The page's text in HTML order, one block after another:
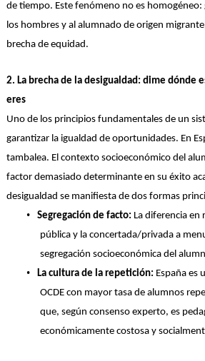
de tiempo. Este fenómeno no es homogéneo:
los hombres y al alumnado de origen
brecha de equidad.
2. La brecha de la desigualdad: dime dónde
eres
Uno de los principios fundamentales de un
garantizar la igualdad de oportunidades. En
tambalea. El contexto socioeconómico del
factor demasiado determinante en su éxito
desigualdad se manifiesta de dos formas
• Segregación de facto: La diferencia en
pública y la concertada/privada a
segregación socioeconómica del
• La cultura de la repetición: España es
OCDE con mayor tasa de alumnos
que, según consenso experto, es
económicamente costosa y